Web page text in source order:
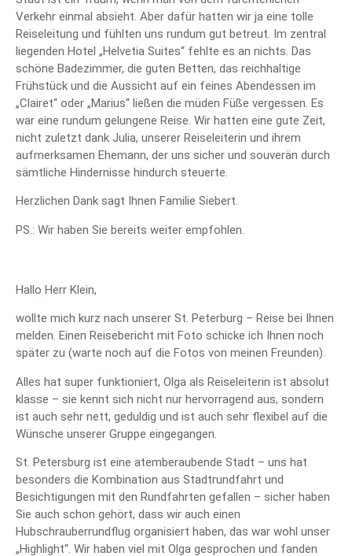
Verkehr einmal absieht. Aber dafür hatten wir ja eine tolle
Reiseleitung und fühlten uns rundum gut betreut. Im zentral
liegenden Hotel „Helvetia Suites“ fehlte es an nichts. Das
schöne Badezimmer, die guten Betten, das reichhaltige
Frühstück und die Aussicht auf ein feines Abendessen im
„Clairet“ oder „Marius“ ließen die müden Füße vergessen. Es
war eine rundum gelungene Reise. Wir hatten eine gute Zeit,
nicht zuletzt dank Julia, unserer Reiseleiterin und ihrem
aufmerksamen Ehemann, der uns sicher und souverän durch
sämtliche Hindernisse hindurch steuerte.
Herzlichen Dank sagt Ihnen Familie Siebert.
PS.: Wir haben Sie bereits weiter empfohlen.
Hallo Herr Klein,
wollte mich kurz nach unserer St. Peterburg – Reise bei Ihnen
melden. Einen Reisebericht mit Foto schicke ich Ihnen noch
später zu (warte noch auf die Fotos von meinen Freunden).
Alles hat super funktioniert, Olga als Reiseleiterin ist absolut
klasse – sie kennt sich nicht nur hervorragend aus, sondern
ist auch sehr nett, geduldig und ist auch sehr flexibel auf die
Wünsche unserer Gruppe eingegangen.
St. Petersburg ist eine atemberaubende Stadt – uns hat
besonders die Kombination aus Stadtrundfahrt und
Besichtigungen mit den Rundfahrten gefallen – sicher haben
Sie auch schon gehört, dass wir auch einen
Hubschrauberrundflug organisiert haben, das war wohl unser
„Highlight“. Wir haben viel mit Olga gesprochen und fanden